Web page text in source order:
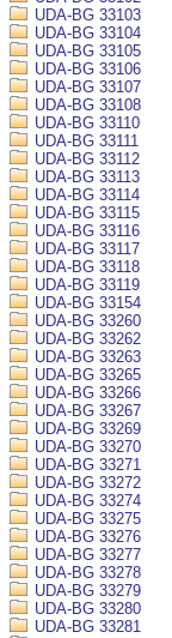
UDA-BG 33103
UDA-BG 33104
UDA-BG 33105
UDA-BG 33106
UDA-BG 33107
UDA-BG 33108
UDA-BG 33110
UDA-BG 33111
UDA-BG 33112
UDA-BG 33113
UDA-BG 33114
UDA-BG 33115
UDA-BG 33116
UDA-BG 33117
UDA-BG 33118
UDA-BG 33119
UDA-BG 33154
UDA-BG 33260
UDA-BG 33262
UDA-BG 33263
UDA-BG 33265
UDA-BG 33266
UDA-BG 33267
UDA-BG 33269
UDA-BG 33270
UDA-BG 33271
UDA-BG 33272
UDA-BG 33274
UDA-BG 33275
UDA-BG 33276
UDA-BG 33277
UDA-BG 33278
UDA-BG 33279
UDA-BG 33280
UDA-BG 33281